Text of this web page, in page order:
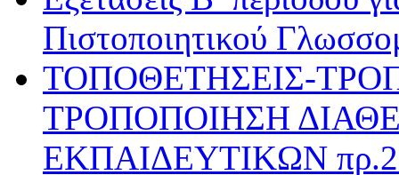
Πιστοποιητικού
ΤΟΠΟΘΕΤΗΣΕΙΣ-
ΤΡΟΠΟΠΟΙΗΣΗ
ΕΚΠΑΙΔΕΥΤΙΚΩΝ